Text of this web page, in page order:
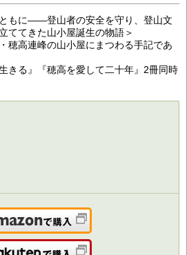
もに――登山者の安全を守り、登山文
ててきた山小屋誕生の物語＞
穂高連峰の山小屋にまつわる手記であ
生きる』『穂高を愛して二十年』2冊同時
Amazonで購入